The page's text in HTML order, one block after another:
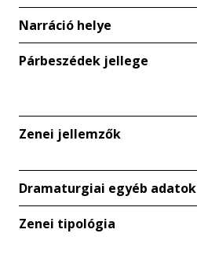
Narráció helye
Párbeszédek jellege
Zenei jellemzők
Dramaturgiai egyéb adatok
Zenei tipológia